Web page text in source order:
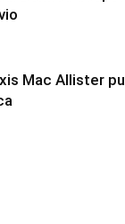
Mac Allister